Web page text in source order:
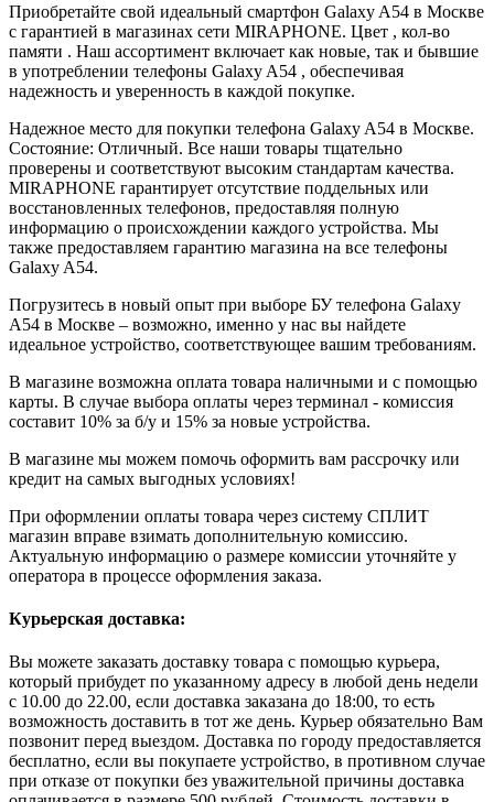
Приобретайте свой идеальный смартфон Galaxy A54 в Москве
с гарантией в магазинах сети MIRAPHONE. Цвет , кол-во
памяти . Наш ассортимент включает как новые, так и бывшие
в употреблении телефоны Galaxy A54 , обеспечивая
надежность и уверенность в каждой покупке.
Надежное место для покупки телефона Galaxy A54 в Москве.
Состояние: Отличный. Все наши товары тщательно
проверены и соответствуют высоким стандартам качества.
MIRAPHONE гарантирует отсутствие поддельных или
восстановленных телефонов, предоставляя полную
информацию о происхождении каждого устройства. Мы
также предоставляем гарантию магазина на все телефоны
Galaxy A54.
Погрузитесь в новый опыт при выборе БУ телефона Galaxy
A54 в Москве – возможно, именно у нас вы найдете
идеальное устройство, соответствующее вашим требованиям.
В магазине возможна оплата товара наличными и с помощью
карты. В случае выбора оплаты через терминал - комиссия
составит 10% за б/у и 15% за новые устройства.
В магазине мы можем помочь оформить вам рассрочку или
кредит на самых выгодных условиях!
При оформлении оплаты товара через систему СПЛИТ
магазин вправе взимать дополнительную комиссию.
Актуальную информацию о размере комиссии уточняйте у
оператора в процессе оформления заказа.
Курьерская доставка:
Вы можете заказать доставку товара с помощью курьера,
который прибудет по указанному адресу в любой день недели
с 10.00 до 22.00, если доставка заказана до 18:00, то есть
возможность доставить в тот же день. Курьер обязательно Вам
позвонит перед выездом. Доставка по городу предоставляется
бесплатно, если вы покупаете устройство, в противном случае
при отказе от покупки без уважительной причины доставка